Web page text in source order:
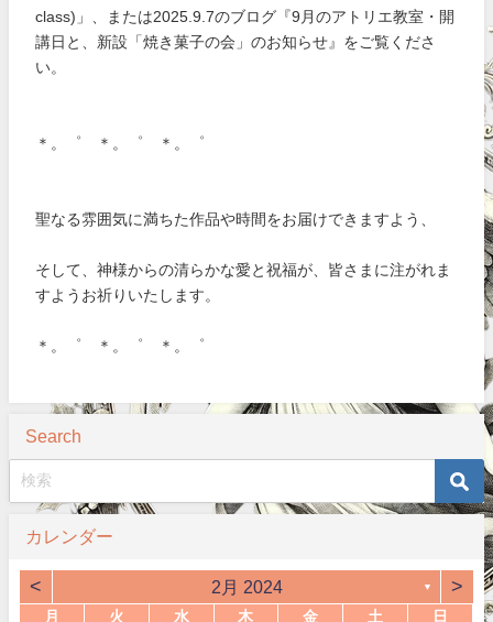
class)」、または2025.9.7のブログ『9月のアトリエ教室・開
講日と、新設「焼き菓子の会」のお知らせ』をご覧くださ
い。
＊。゜ ＊。゜ ＊。゜
聖なる雰囲気に満ちた作品や時間をお届けできますよう、
そして、神様からの清らかな愛と祝福が、皆さまに注がれま
すようお祈りいたします。
＊。゜ ＊。゜ ＊。゜
Search
カレンダー
< 2月 2024 ▼ >
月 火 水 木 金 土 日